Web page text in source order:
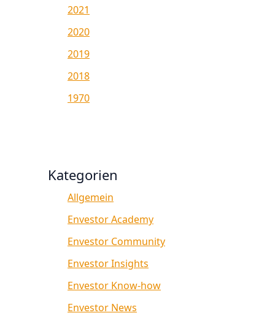
2021
2020
2019
2018
1970
Kategorien
Allgemein
Envestor Academy
Envestor Community
Envestor Insights
Envestor Know-how
Envestor News